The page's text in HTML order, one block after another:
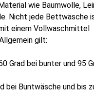
wie Baumwolle,
Nicht jede Bettwäsche
einem Vollwaschmittel
gilt:
Grad bei bunter und 95
bei Buntwäsche und bis